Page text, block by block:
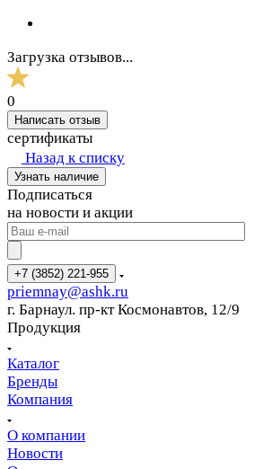
Загрузка отзывов...
0
Написать отзыв
сертификаты
Назад к списку
Узнать наличие
Подписаться
на новости и акции
+7 (3852) 221-955
priemnay@ashk.ru
г. Барнаул. пр-кт Космонавтов, 12/9
Продукция
Каталог
Бренды
Компания
О компании
Новости